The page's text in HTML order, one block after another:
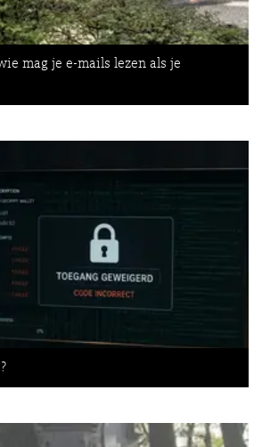
mag je e-mails lezen als je